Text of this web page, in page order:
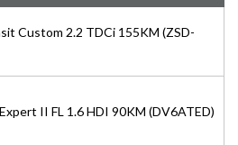
Custom 2.2 TDCi 155KM (ZSD-
II FL 1.6 HDI 90KM (DV6ATED)